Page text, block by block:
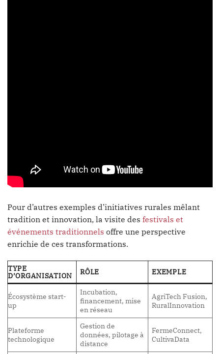
Pour d’autres exemples d’initiatives rurales mêlant
tradition et innovation, la visite des festivals et
événements traditionnels offre une perspective
enrichie de ces transformations.
TYPE
D’ORGANISATION RÔLE EXEMPLE
Écosystème start-
up
Incubation,
financement, mise
en réseau
AgriTech Fusion,
RuralInnovation
Plateforme
technologique
Gestion de
données, pilotage à
distance
FermeConnect,
CultivaData